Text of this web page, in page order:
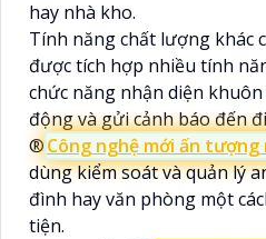
hay nhà kho.
Tính năng chất lượng khác
được tích hợp nhiều tính
chức năng nhận diện
động và gửi cảnh báo đến
®️Công nghệ mới ấn
dùng kiểm soát và quản lý
đình hay văn phòng một
tiện.